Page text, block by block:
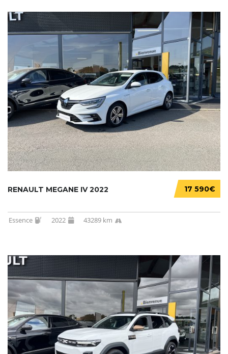
17 590€
RENAULT MEGANE IV 2022
Essence 2022 43289 km